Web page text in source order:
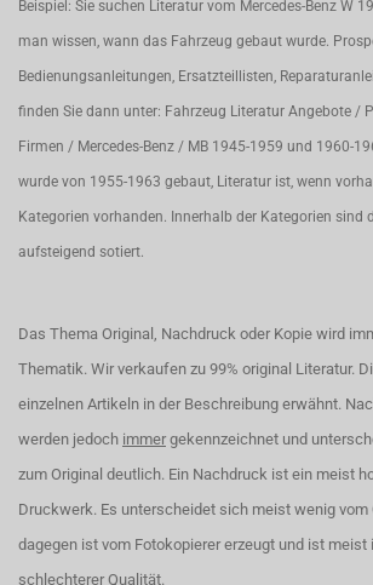
Beispiel: Sie suchen Literatur vom Mercedes-Benz W
man wissen, wann das Fahrzeug gebaut wurde.
Bedienungsanleitungen, Ersatzteillisten,
finden Sie dann unter: Fahrzeug Literatur Angebote /
Firmen / Mercedes-Benz / MB 1945-1959 und 1960-
wurde von 1955-1963 gebaut, Literatur ist, wenn
Kategorien vorhanden. Innerhalb der Kategorien sind
aufsteigend sotiert.
Das Thema Original, Nachdruck oder Kopie wird
Thematik. Wir verkaufen zu 99% original Literatur.
einzelnen Artikeln in der Beschreibung erwähnt.
werden jedoch immer gekennzeichnet und
zum Original deutlich. Ein Nachdruck ist ein meist
Druckwerk. Es unterscheidet sich meist wenig vom
dagegen ist vom Fotokopierer erzeugt und ist meist
schlechterer Qualität.